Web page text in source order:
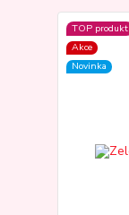
TOP produkt
Akce
Novinka